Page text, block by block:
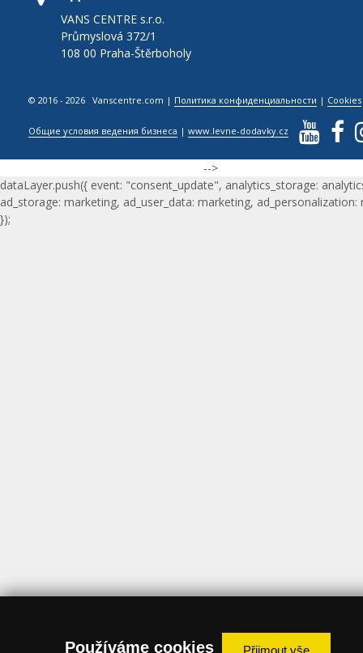
VANS CENTRE s.r.o.
Průmyslová 372/1
108 00 Praha-Štěrboholy
© 2016 - 2026 Vanscentre.com | Политика конфиденциальности | Cookies
Общие условия ведения бизнеса |www.levne-dodavky.cz
-->
dataLayer.push({ event: "consent_update", analytics_storage:
ad_storage: marketing, ad_user_data: marketing, ad_personalization:
});
Používáme cookies Přijmout vše